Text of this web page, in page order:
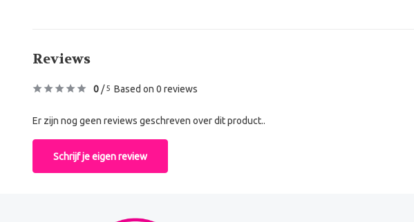
Reviews
0 /5 Based on 0 reviews
Er zijn nog geen reviews geschreven over dit product..
Schrijf je eigen review